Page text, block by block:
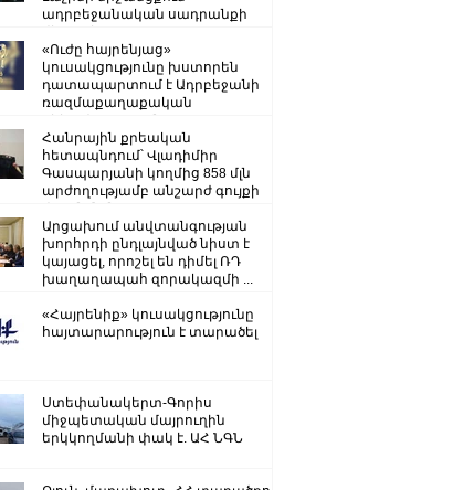
ադրբեջանական սադրանքի
«Ուժը հայրենյաց»
կուսակցությունը խստորեն
դատապարտում է Ադրբեջանի
ռազմաքաղաքական
Հանրային քրեական
հետապնդում՝ Վլադիմիր
Գասպարյանի կողմից 858 մլն
արժողությամբ անշարժ գույքի
Արցախում անվտանգության
խորհրդի ընդլայնված նիստ է
կայացել, որոշել են դիմել ՌԴ
խաղաղապահ զորակազմի ...
«Հայրենիք» կուսակցությունը
հայտարարություն է տարածել
Ստեփանակերտ-Գորիս
միջպետական մայրուղին
երկկողմանի փակ է. ԱՀ ՆԳՆ